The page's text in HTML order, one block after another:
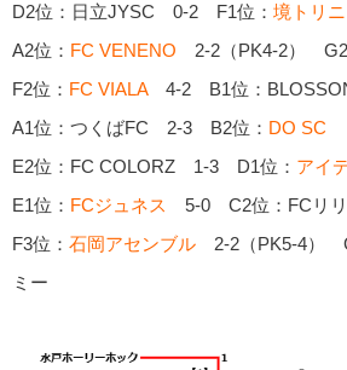
D2位：日立JYSC 0-2 F1位： 境トリ
A2位： FC VENENO 2-2（PK4-2） G2
F2位： FC VIALA4-2 B1位：
A1位：つくばFC 2-3 B2位： DO SC
E2位：FC COLORZ 1-3 D1位： アイ
E1位： FCジュネス
5-0 C2位：FCリ
F3位： 石岡アセンブル 2-2（PK5-4）
ミー